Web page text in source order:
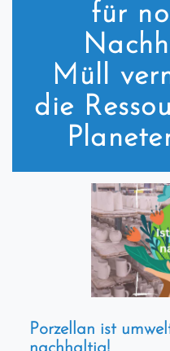
für
Müll
die
Porzellan ist